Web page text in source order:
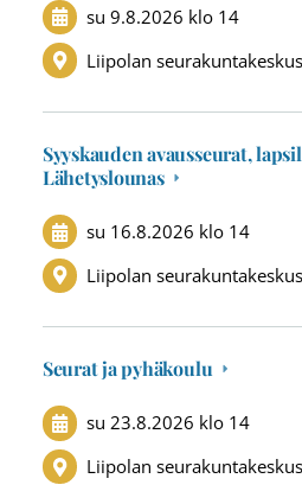
su 9.8.2026 klo 14
Liipolan seurakuntakeskus
Syyskauden avausseurat,
Lähetyslounas
su 16.8.2026 klo 14
Liipolan seurakuntakeskus
Seurat ja pyhäkoulu
su 23.8.2026 klo 14
Liipolan seurakuntakeskus